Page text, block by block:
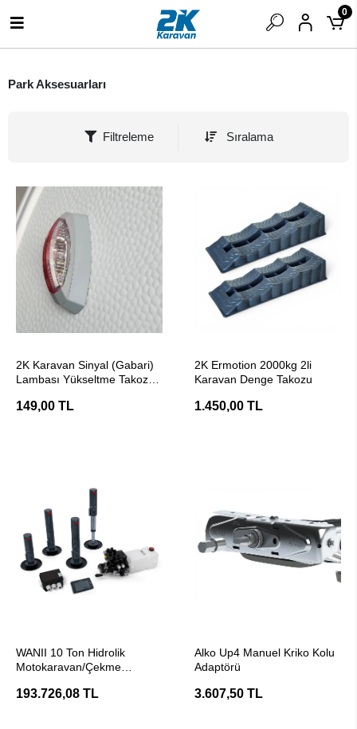
0
Park Aksesuarları
Filtreleme Sıralama
2K Karavan Sinyal (Gabari)
Lambası Yükseltme Takozu -
149,00 TL
2K Ermotion 2000kg 2li
Karavan Denge Takozu
1.450,00 TL
WANII 10 Ton Hidrolik
Motokaravan/Çekme
Terazi Sistemi
193.726,08 TL
Alko Up4 Manuel Kriko Kolu
Adaptörü
3.607,50 TL